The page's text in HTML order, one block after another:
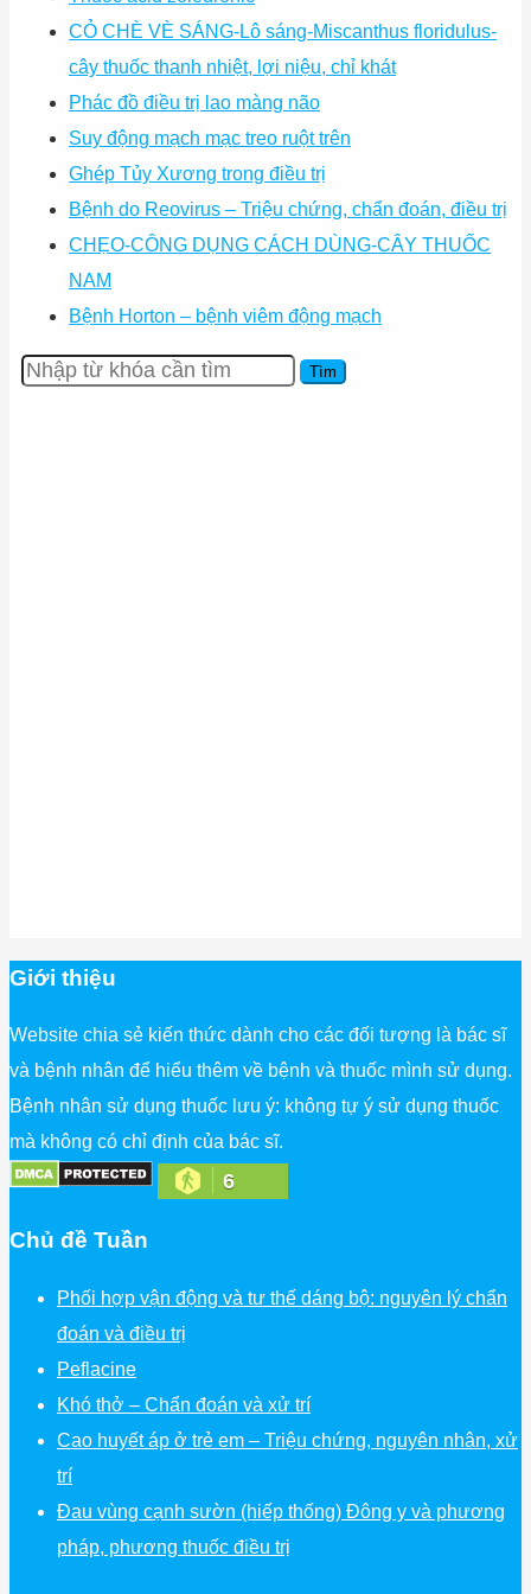
CỎ CHÈ VÈ SÁNG-Lô sáng-Miscanthus floridulus-
cây thuốc thanh nhiệt, lợi niệu, chỉ khát
Phác đồ điều trị lao màng não
Suy động mạch mạc treo ruột trên
Ghép Tủy Xương trong điều trị
Bệnh do Reovirus – Triệu chứng, chẩn đoán, điều trị
CHẸO-CÔNG DỤNG CÁCH DÙNG-CÂY THUỐC
NAM
Bệnh Horton – bệnh viêm động mạch
Giới thiệu
Website chia sẻ kiến thức dành cho các đối tượng là bác sĩ
và bệnh nhân để hiểu thêm về bệnh và thuốc mình sử dụng.
Bệnh nhân sử dụng thuốc lưu ý: không tự ý sử dụng thuốc
mà không có chỉ định của bác sĩ.
6
Chủ đề Tuần
Phối hợp vận động và tư thế dáng bộ: nguyên lý chẩn
đoán và điều trị
Peflacine
Khó thở – Chẩn đoán và xử trí
Cao huyết áp ở trẻ em – Triệu chứng, nguyên nhân, xử
trí
Đau vùng cạnh sườn (hiếp thống) Đông y và phương
pháp, phương thuốc điều trị